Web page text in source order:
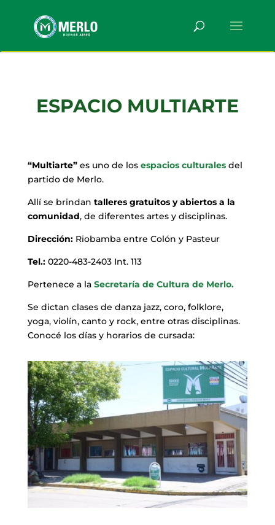
ESPACIO MULTIARTE
“Multiarte”es uno de losespacios culturales del
partido de Merlo.
Allí se brindan talleres gratuitos y abiertos a la
comunidad, de diferentes artes y disciplinas.
Dirección:Riobamba entre Colón y Pasteur
Tel.: 0220-483-2403 Int. 113
Pertenece a la Secretaría de Cultura de Merlo.
Se dictan clases de danza jazz, coro, folklore,
yoga, violín, canto y rock, entre otras disciplinas.
Conocé los días y horarios de cursada: